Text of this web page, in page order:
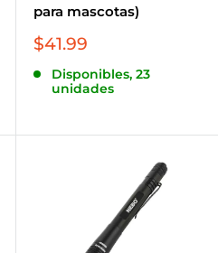
para mascotas)
Precio
venta
$41.99
Disponibles, 23
unidades